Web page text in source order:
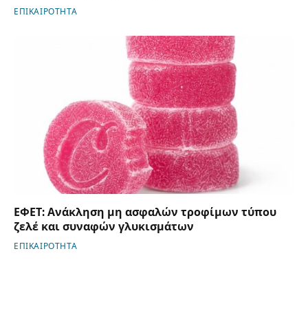
ΕΠΙΚΑΙΡΟΤΗΤΑ
ΕΦΕΤ: Ανάκληση μη ασφαλών τροφίμων τύπου
ζελέ και συναφών γλυκισμάτων
ΕΠΙΚΑΙΡΟΤΗΤΑ